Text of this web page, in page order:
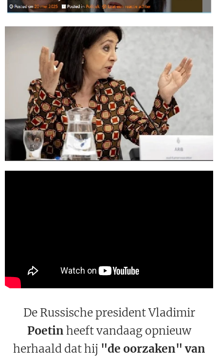
De Russische president Vladimir
Poetin heeft vandaag opnieuw
herhaald dat hij "de oorzaken" van